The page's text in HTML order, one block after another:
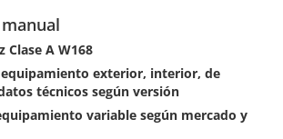
Clase A W168
exterior, interior, de
técnicos según versión
variable según mercado y